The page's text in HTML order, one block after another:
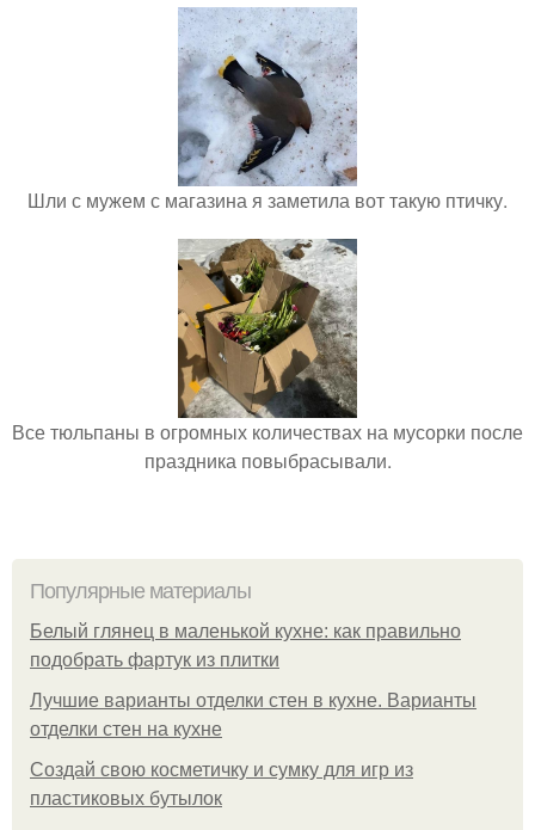
Шли с мужем с магазина я заметила вот такую птичку.
Все тюльпаны в огромных количествах на мусорки после
праздника повыбрасывали.
Популярные материалы
Белый глянец в маленькой кухне: как правильно
подобрать фартук из плитки
Лучшие варианты отделки стен в кухне. Варианты
отделки стен на кухне
Создай свою косметичку и сумку для игр из
пластиковых бутылок